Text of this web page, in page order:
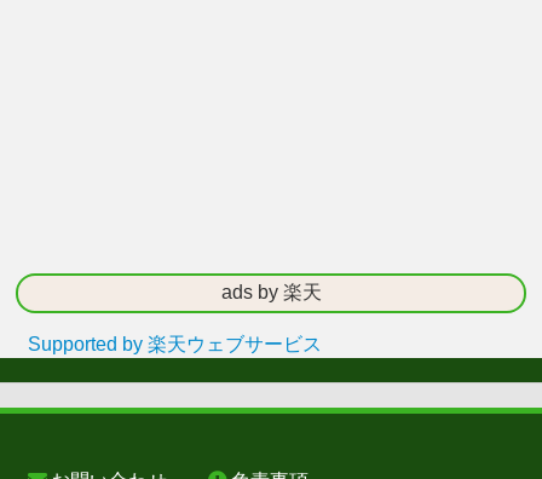
ads by 楽天
Supported by 楽天ウェブサービス